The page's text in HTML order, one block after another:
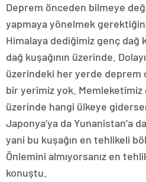
Deprem önceden bilmeye
yapmaya yönelmek
Himalaya dediğimiz genç dağ
dağ kuşağının üzerinde.
üzerindeki her yerde deprem
bir yerimiz yok. Memleketimiz
üzerinde hangi ülkeye
Japonya’ya da Yunanistan’a
yani bu kuşağın en tehlikeli
Önlemini almıyorsanız en
konuştu.